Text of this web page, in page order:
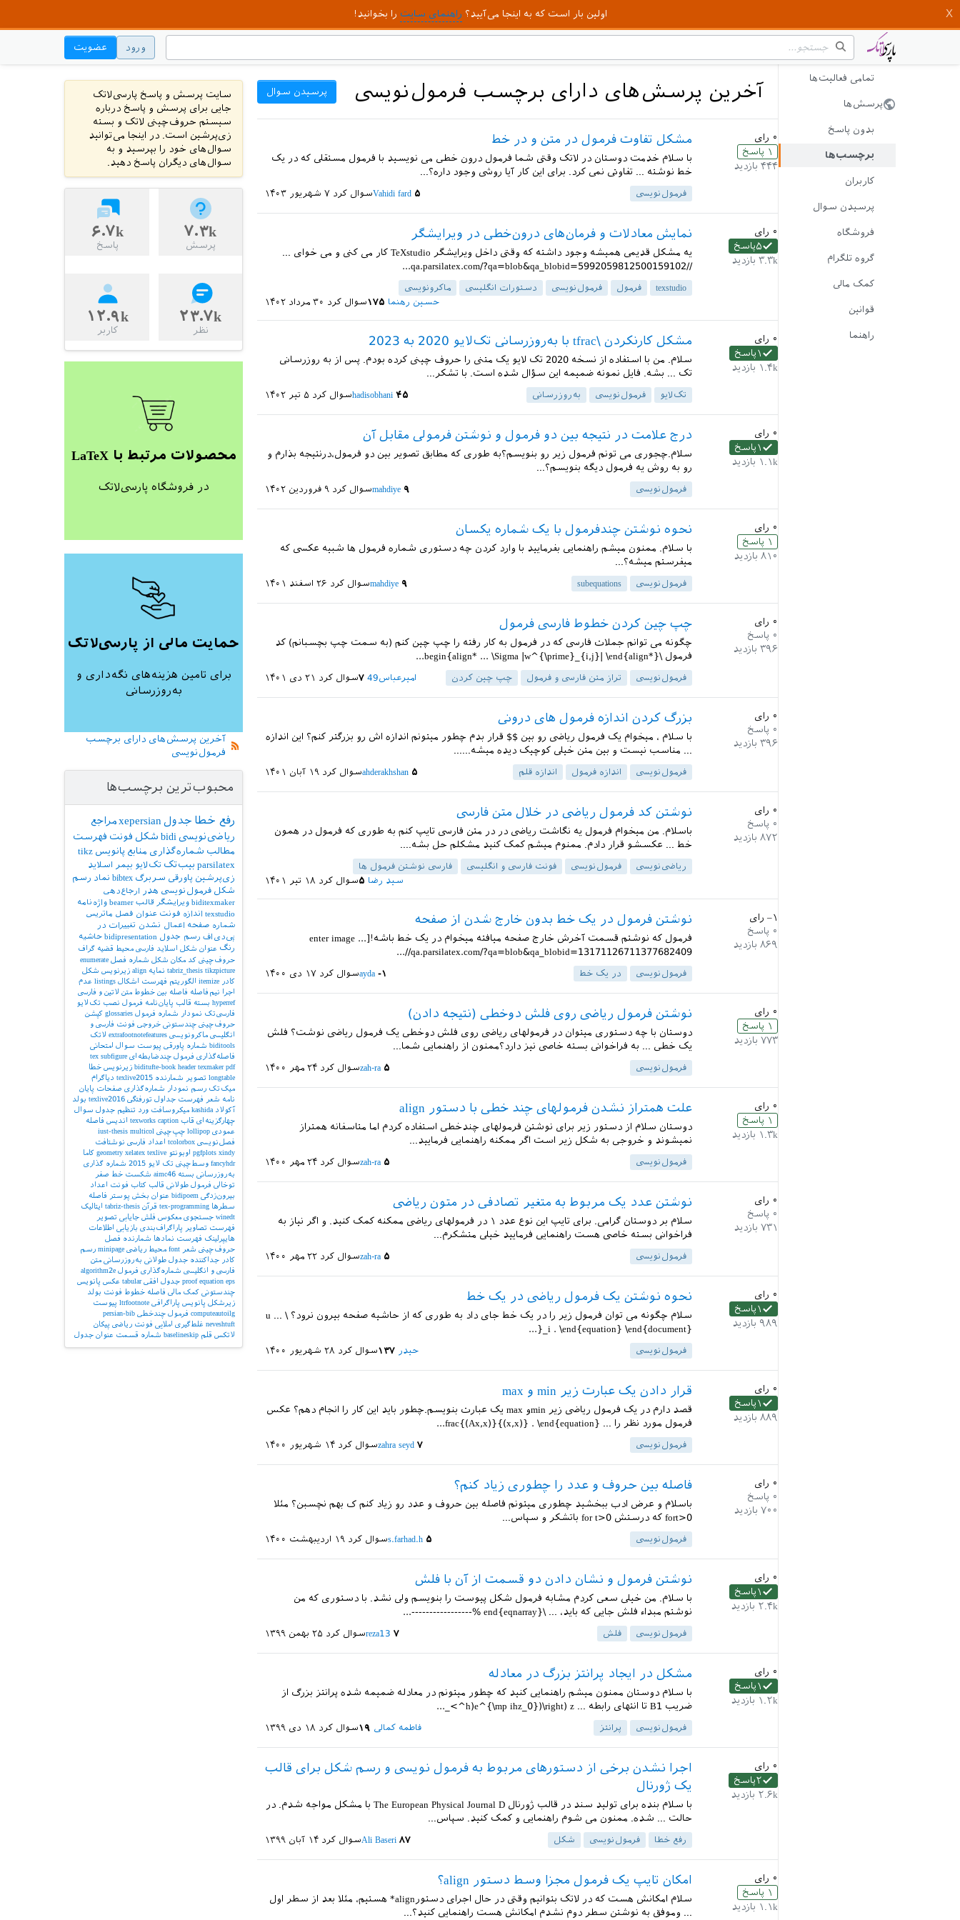
اولین بار است که به اینجا می‌آیید؟ راهنمای سایت را بخوانید!
ورود عضویت
تمامی فعالیت‌ها
پرسش‌ها
بدون پاسخ
برچسب‌ها
کاربران
پرسیدن سوال
فروشگاه
گروه تلگرام
کمک مالی
قوانین
راهنما
آخرین پرسش‌های دارای برچسب فرمول‌نویسی پرسیدن سوال
۰ رای
۱ پاسخ
۴۴۴ بازدید
مشکل تفاوت فرمول در متن و در خط
با سلام خدمت دوستان در لاتک وقتی شما فرمول درون خطی می نویسید با فرمول مستقلی که در یک
خط نوشته ... تفاوتی نمی کرد. برای این کار آیا روشی وجود داره؟...
فرمول‌نویسی سوال کرد ۷ شهریور ۱۴۰۳ Vahidi fard ۵
۰ رای
۵پاسخ
۳.۳k بازدید
نمایش معادلات و فرمان‌های درون‌خطی در ویرایشگر
یه مشکل قدیمی همیشه وجود داشته که وقتی داخل ویرایشگر TeXstudio کار می کنی و می خوای ...
//qa.parsilatex.com/?qa=blob&qa_blobid=5992059812500159102...
texstudio فرمول فرمول‌نویسی دستورات انگلیسی
ماکرونویسی
سوال کرد ۳۰ مرداد ۱۴۰۲ حسین رهنما ۱۷۵
۰ رای
۱ پاسخ
۱.۴k بازدید
مشکل کارنکردن \tfrac با به‌روزرسانی تک‌لایو 2020 به 2023
سلام. من با استفاده از نسخه 2020 تک لایو یک متنی را حروف چینی کرده بودم. پس از به روزرسانی
تک ... بشه. فایل نمونه ضمیمه این سؤال شده است. با تشکر...
تک‌لایو فرمول‌نویسی به‌روزرسانی سوال کرد ۵ تیر ۱۴۰۲ hadisobhani ۴۵
۰ رای
۱ پاسخ
۱.۱k بازدید
درج علامت در نتیجه بین دو فرمول و نوشتن فرمولی مقابل آن
سلام.چجوری می تونم فرمول زیر رو بنویسم؟به طوری که مطابق تصویر بین دو فرمول،درنتیجه بذارم و
رو به روش یه فرمول دیگه بنویسم؟...
فرمول‌نویسی سوال کرد ۹ فروردین ۱۴۰۲ mahdiye ۹
۰ رای
۱ پاسخ
۸۱۰ بازدید
نحوه نوشتن چندفرمول با یک شماره یکسان
با سلام. ممنون میشم راهنمایی بفرمایید با وارد کردن چه دستوری شماره فرمول ها شبیه عکسی که
میفرستم میشه؟...
فرمول‌نویسی subequations سوال کرد ۲۶ اسفند ۱۴۰۱ mahdiye ۹
۰ رای
۰ پاسخ
۳۹۶ بازدید
چپ چین کردن خطوط فارسی فرمول
چگونه می توانم جملات فارسی که در فرمول به کار رفته را چپ چین کنم (به سمت چپ بچسبانم) کد
فرمول \begin{align* ... \Sigma |w^{\prime}_{i,j}| \end{align*}...
فرمول‌نویسی تراز متن فارسی و فرمول چپ چین کردن سوال کرد ۲۱ دی ۱۴۰۱ امیرعباس49 ۷
۰ رای
۰ پاسخ
۳۹۶ بازدید
بزرگ کردن اندازه فرمول های درونی
با سلام ، میخوام یک فرمول ریاضی رو بین $$ قرار بدم چطور میتونم اندازه اش رو بزرگتر کنم؟ این اندازه
... مناسب نیست و بین متن خیلی کوچیک دیده میشه......
فرمول‌نویسی اندازه فرمول اندازه قلم سوال کرد ۱۹ آبان ۱۴۰۱ ahderakhshan ۵
۰ رای
۰ پاسخ
۸۷۲ بازدید
نوشتن کد فرمول ریاضی در خلال متن فارسی
باسلام. من میخوام فرمول یه نگاشت ریاضی در در متن فارسی تایپ کنم به طوری که فرمول در همون
خط ... عکسشو قرار دادم. ممنوم میشم کمک کنید مشکلم حل بشه....
ریاضی‌نویسی فرمول‌نویسی فونت فارسی و انگلیسی
فارسی نوشتن فرمول ها
سوال کرد ۱۸ تیر ۱۴۰۱ سید رضا ۵
–۱ رای
۰ پاسخ
۸۶۹ بازدید
نوشتن فرمول در یک خط بدون خارج شدن از صفحه
فرمول که نوشتم قسمت آخرش خارج صفحه میافته میخوام در یک خط باشه![enter image ...
//qa.parsilatex.com/?qa=blob&qa_blobid=13171126711377682409...
فرمول‌نویسی در یک خط سوال کرد ۱۷ دی ۱۴۰۰ ayda -۱
۰ رای
۱ پاسخ
۷۷۳ بازدید
نوشتن فرمول ریاضی روی فلش دوخطی (نتیجه دادن)
دوستان با چه دستوری میتوان در فرمولهای ریاضی روی فلش دوخطی یک فرمول ریاضی نوشت؟ فلش
یک خطی ... به فراخوانی بسته خاصی نیز دارد؟ممنون از راهنمایی شما...
فرمول‌نویسی سوال کرد ۲۴ مهر ۱۴۰۰ zah-ra ۵
۰ رای
۱ پاسخ
۱.۳k بازدید
علت همتراز نشدن فرمولهای چند خطی با دستور align
دوستان سلام از دستور زیر برای نوشتن فرمولهای چندخطی استفاده کردم اما متاسفانه همتراز
نمیشوند و خروجی به شکل زیر است اگر ممکنه راهنمایی فرمایید...
فرمول‌نویسی سوال کرد ۲۴ مهر ۱۴۰۰ zah-ra ۵
۰ رای
۰ پاسخ
۷۳۱ بازدید
نوشتن عدد یک مربوط به متغیر تصادفی در متون ریاضی
سلام بر دوستان گرامی. برای تایپ این نوع عدد ۱ در فرمولهای ریاضی ممکنه کمک کنید. و اگر نیاز به
فراخوانی بسته خاصی هست راهنمایی فرمایید خیلی متشکرم...
فرمول‌نویسی سوال کرد ۲۲ مهر ۱۴۰۰ zah-ra ۵
۰ رای
۱ پاسخ
۹۸۹ بازدید
نحوه نوشتن یک فرمول ریاضی در یک خط
سلام چگونه می توان فرمول زیر را در یک خط جای داد به طوری که از حاشیه صفحه بیرون نرود؟ \ ... u
}_i . \end{equation} \end{document}...
فرمول‌نویسی سوال کرد ۲۸ شهریور ۱۴۰۰ حیدر ۱۳۷
۰ رای
۱ پاسخ
۸۸۹ بازدید
قرار دادن یک عبارت زیر min و max
قصد دارم در یک فرمول ریاضی زیر minو max یک عبارت بنویسم.چطور باید این کار را انجام دهم؟ عکس
فرمول مورد نظر را ... frac{(Ax,x)}{(x,x)} . \end{equation}...
فرمول‌نویسی سوال کرد ۱۴ شهریور ۱۴۰۰ zahra seyd ۷
۰ رای
۰ پاسخ
۷۰۰ بازدید
فاصله بین حروف و عدد را چطوری زیاد کنم؟
باسلام و عرض ادب ببخشید چطوری میتونم فاصله بین حروف و عدد رو زیاد کنم ک بهم نچسبن؟ مثلا
fort>0 که درستش for t>0 باتشکر و سپاس...
فرمول‌نویسی سوال کرد ۱۹ اردیبهشت ۱۴۰۰ s.farhad.h ۵
۰ رای
۱ پاسخ
۲.۴k بازدید
نوشتن فرمول و نشان دادن دو قسمت از آن با فلش
با سلام. من خیلی سعی کردم مشابه فرمول شکل پیوست را بنویسم ولی نشد. با دستوری که من
نوشتم مبداء فلش جایی که باید، ... \end{eqnarray} %-----------------...
فرمول‌نویسی فلش‌ سوال کرد ۲۵ بهمن ۱۳۹۹ reza13 ۷
۰ رای
۱ پاسخ
۱.۲k بازدید
مشکل در ایجاد پرانتز بزرگ در معادله
با سلام دوستان ممنون میشم راهنمایی کنید که چطور میتونم در معادله ضمیمه شده پرانتز بزرگ از
ضریب B1 تا انتهای رابطه ... h)e^{\mp ihz_0})\right) z^>_...
فرمول‌نویسی پرانتز سوال کرد ۱۸ دی ۱۳۹۹ فاطمه کمالی ۱۹
۰ رای
۲پاسخ
۲.۶k بازدید
اجرا نشدن برخی از دستورهای مربوط به فرمول نویسی و رسم شکل برای قالب
یک ژورنال
با سلام بنده برای تولید سند در قالب ژورنال The European Physical Journal D با مشکل مواجه شدم. در
حالت ... شده. ممنون می شوم راهنمایی و کمک کنید. سپاس...
رفع خطا فرمول‌نویسی شکل سوال کرد ۱۴ آبان ۱۳۹۹ Ali Baseri ۸۷
۰ رای
۱ پاسخ
۱.۱k بازدید
امکان تایپ یک فرمول مجزا وسط دستور align؟
سلام امکانش هست که در لاتک بتوانیم وقتی در حال اجرای دستورalign* هستیم، مثلا بعد از سطر اول
... وموفق به نوشتن سطر دوم نشدم امکانش هست راهنمایی کنید؟...
سایت پرسش و پاسخ پارسی‌لاتک
جایی برای پرسش و پاسخ درباره
سیستم حروف‌چینی لاتک و بسته
زی‌پرشین است. در اینجا می‌توانید
سوال‌های خود را بپرسید و به
سوال‌های دیگران پاسخ دهید.
۷.۳k
پرسش
۶.۷k
پاسخ
۲۳.۷k
نظر
۱۲.۹k
کاربر
محصولات مرتبط با LaTeX
در فروشگاه پارسی‌لاتک
حمایت مالی از پارسی‌لاتک
برای تامین هزینه‌های نگه‌داری و
به‌روزرسانی
آخرین پرسش‌های دارای برچسب
فرمول‌نویسی
محبوب‌ترین برچسب‌ها
رفع خطا جدول xepersianمراجع
ریاضی‌نویسی bidi شکل فونت فهرست
مطالب شماره‌گذاری منابع پانویس tikz
parsilatex بیب‌تک تک‌لایو بیمر اسلاید
زی‌پرشین پاورقی سربرگ bibtex نماد رسم
شکل فرمول‌نویسی هدر
ارجاع‌دهی
biditexmaker ویرایشگر قالب beamer واژه‌نامه
texstudio اندازه فونت عنوان فصل ماتریس
شماره صفحه اعمال نشدن تغییرات در
پی‌دی‌اف رسم جدول bidipresentation حاشیه
رنگ عنوان شکل اسلاید فارسی محیط قضیه گراف
حروف‌چینی کد مکان شکل شماره فصل enumerate
tabriz_thesis tikzpicture نمایه align زیرنویس شکل
کادر
itemize الگوریتم فهرست اشکال listings عدم
اجرا
نیم‌فاصله فاصله بین خطوط متن لاتین و فارسی
hyperref بسته قالب پایان‌نامه فرمول نصب تک‌لایو
فارسی‌تک نمودار شماره فرمول glossaries کپشن
حروف‌چینی چندستونی خروجی فونت فارسی و
انگلیسی ماکرونویسی extrafootnotefeatures لاتک
biditools شماره پاورقی پیوست‌ سوال امتحانی
فاصله‌گذاری فرمول چندضابطه‌ای tex subfigure
biditufte-book header texmaker pdf زیرنویس خطا
longtable تصویر شمارنده texlive2015 دیاگرام
میک‌تک رسم نمودار شماره‌گذاری صفحات پایان
نامه شعر فهرست جداول تورفتگی texlive2016 بولد
آکولاد kashida میکروسافت ورد تنظیم جدول سوال
چهارگزینه‌ای قاب texworks caption اندیس فاصله
عمودی lollipop چپ‌چینی iust-thesis multicol
فصل‌نویسی tcolorbox اعداد فارسی نوشتافت
pgfplots xindy اوبونتو geometry xelatex texlive
کاما
fancyhdr وسط‌چینی تک لایو 2015
شماره گذاری
به‌روزرسانی بسته aimc46 شکست خط صفر
توخالی فرمول طولانی قالب کتاب فونت اعداد
بیرون‌زدگی bidipoem عنوان بخش پوستر
فاصله
سطرها
tex-programming قرآن tabriz-thesis
ایتالیک
winedt جستجوی معکوس فلش جایابی تصویر
فهرست تصاویر
پاراگراف‌بندی بازیابی اطلاعات
هایپرلینک فهرست نمادها
شمارنده فصل
حروف‌چینی شعر font محیط ریاضی minipage رسم
کادر
جداکننده جدول طولانی به‌روزرسانی متن
فارسی و انگلیسی شماره‌گذاری فرمول algorithm2e
proof equation eps جدول افقی tabular عکس پانویس
چندستونی کمک مالی فاصله خطوط فونت بولد
زیرشکل پانویس پاراگرافی ltrfootnote پیوست
computeautoilg فرمول چندخطی persian-bib
neveshtuft غلط‌گیری املایی فونت ریاضی پیکان
لاتکس قلم baselineskip شماره قسمت عنوان جدول